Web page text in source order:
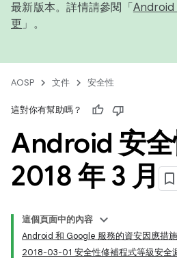
最新版本。詳情請參閱「 Android
更 」。
AOSP 文件 安全性
這對你有幫助嗎？
Android 安
2018 年 3 月
這個頁面中的內容
Android 和 Google 服務的資安因應措施
2018-03-01 安全性修補程式等級安全